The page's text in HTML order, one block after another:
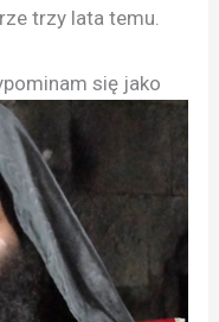
trzy lata temu.
się jako